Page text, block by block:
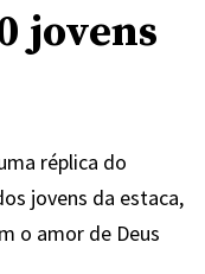
jovens
réplica do
jovens da estaca,
o amor de Deus